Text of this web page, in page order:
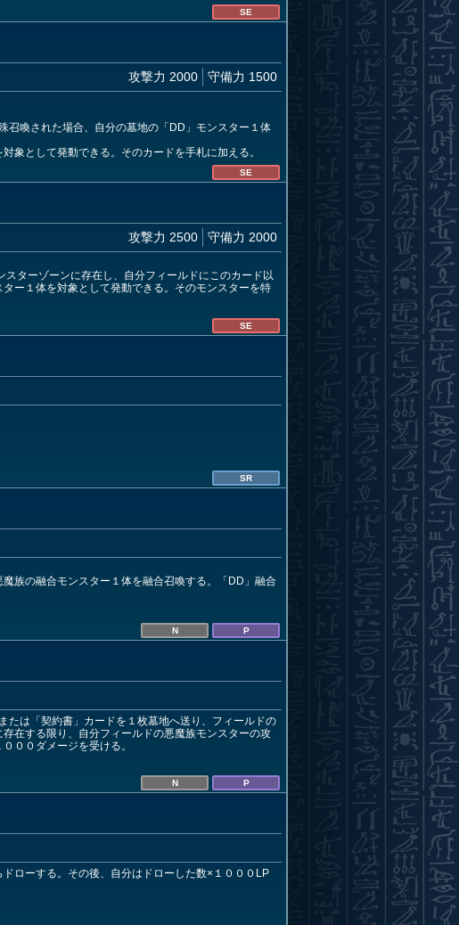
SE
攻撃力 2000 守備力 1500
喚された場合、自分の墓地の「DD」モンスター１体
象として発動できる。そのカードを手札に加える。
SE
攻撃力 2500 守備力 2000
ターゾーンに存在し、自分フィールドにこのカード以
ー１体を対象として発動できる。そのモンスターを特
SE
SR
族の融合モンスター１体を融合召喚する。「DD」融合
N P
は「契約書」カードを１枚墓地へ送り、フィールドの
在する限り、自分フィールドの悪魔族モンスターの攻
００ダメージを受ける。
N P
ローする。その後、自分はドローした数×１０００LP